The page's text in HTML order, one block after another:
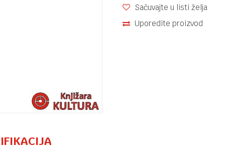
Sačuvajte u listi želja
Uporedite proizvod